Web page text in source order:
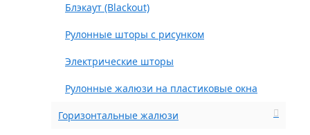
Блэкаут (Blackout)
Рулонные шторы с рисунком
Электрические шторы
Рулонные жалюзи на пластиковые окна
Горизонтальные жалюзи